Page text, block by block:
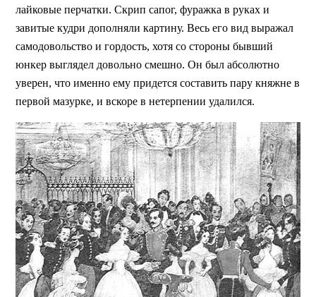
лайковые перчатки. Скрип сапог, фуражка в руках и
завитые кудри дополняли картину. Весь его вид выражал
самодовольство и гордость, хотя со стороны бывший
юнкер выглядел довольно смешно. Он был абсолютно
уверен, что именно ему придется составить пару княжне в
первой мазурке, и вскоре в нетерпении удалился.